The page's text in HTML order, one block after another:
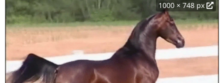
1000 × 748 px